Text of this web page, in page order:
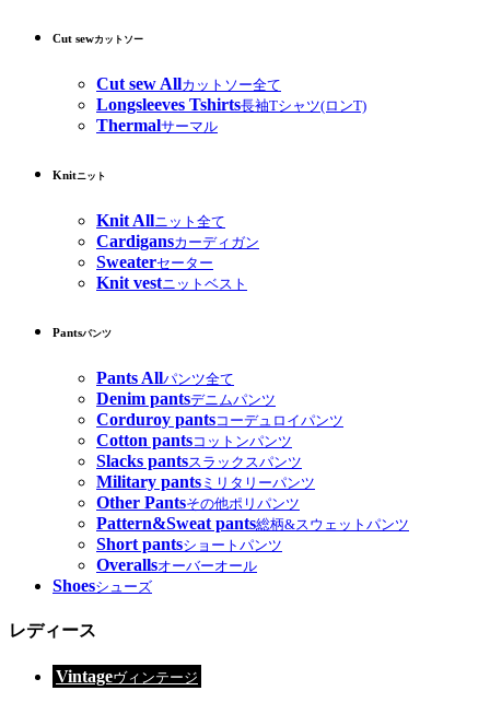
Cut sewカットソー
Cut sew Allカットソー全て
Longsleeves Tshirts長袖Tシャツ(ロンT)
Thermalサーマル
Knitニット
Knit Allニット全て
Cardigansカーディガン
Sweaterセーター
Knit vestニットベスト
Pantsパンツ
Pants Allパンツ全て
Denim pantsデニムパンツ
Corduroy pantsコーデュロイパンツ
Cotton pantsコットンパンツ
Slacks pantsスラックスパンツ
Military pants ミリタリーパンツ
Other Pantsその他ポリパンツ
Pattern&Sweat pants総柄&スウェットパンツ
Short pantsショートパンツ
Overallsオーバーオール
Shoesシューズ
レディース
Vintageヴィンテージ